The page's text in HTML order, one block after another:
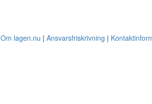
Om lagen.nu Ansvarsfriskrivning